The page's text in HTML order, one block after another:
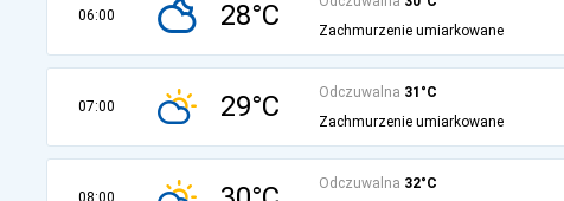
06:00 28°C
Zachmurzenie umiarkowane
07:00 29°C Odczuwalna 31°C
Zachmurzenie umiarkowane
08:00
Odczuwalna 32°C